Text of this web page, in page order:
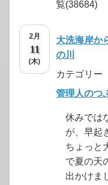
覧(38684)
2月
11
(木)
大洗海岸か
の川
カテゴリー
管理人のつ
休みでは
が、早起
ちょっと
で夏の天
出かけま